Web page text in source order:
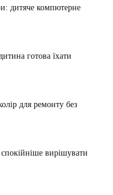
дитяче компютерне
готова їхати
для ремонту без
вирішувати